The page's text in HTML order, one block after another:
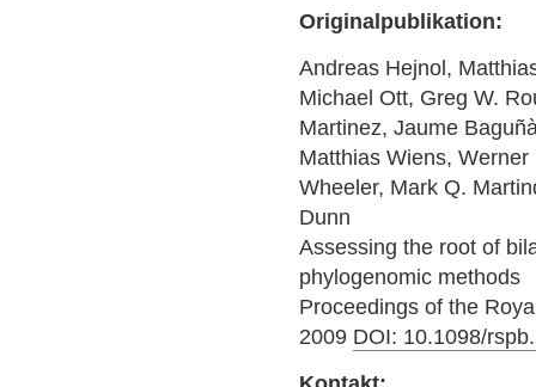
Originalpublikation:
Andreas Hejnol,
Michael Ott, Greg W.
Martinez, Jaume
Matthias Wiens,
Wheeler, Mark Q.
Dunn
Assessing the root of
phylogenomic methods
Proceedings of the
2009 DOI: 10.1098/